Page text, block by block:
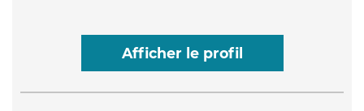
Afficher le profil